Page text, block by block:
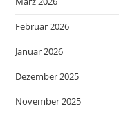
Februar 2026
Januar 2026
Dezember 2025
November 2025